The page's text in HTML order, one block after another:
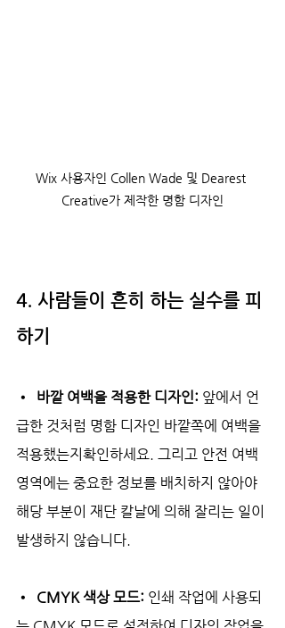
Wix 사용자인 Collen Wade 및 Dearest
Creative가 제작한 명함 디자인
4. 사람들이 흔히 하는 실수를 피
하기
•  바깥 여백을 적용한 디자인: 앞에서 언
급한 것처럼 명함 디자인 바깥쪽에 여백을
적용했는지확인하세요. 그리고 안전 여백
영역에는 중요한 정보를 배치하지 않아야
해당 부분이 재단 칼날에 의해 잘리는 일이
발생하지 않습니다.
•  CMYK 색상 모드: 인쇄 작업에 사용되